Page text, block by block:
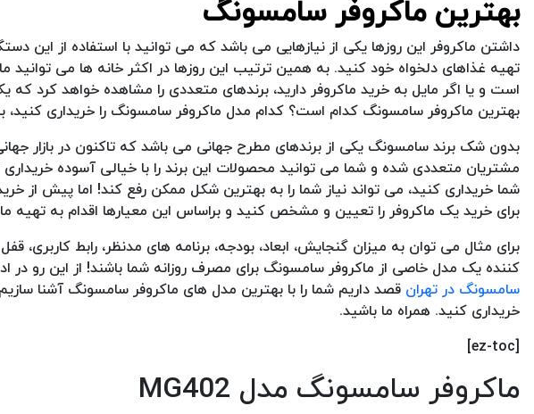
بهترین ماکروفر سامسونگ
داشتن ماکروفر این روزها یکی از نیازهایی می باشد که می توانید با استفاده از این
تهیه غذاهای دلخواه خود کنید. به همین ترتیب این روزها در اکثر خانه ها می توانید
است و یا اگر مایل به خرید ماکروفر دارید، برندهای متعددی را مشاهده خواهد کرد که
بهترین ماکروفر سامسونگ کدام است؟ کدام مدل ماکروفر سامسونگ را خریداری کنید،
بدون شک برند سامسونگ یکی از برندهای مطرح جهانی می باشد که تاکنون در بازار
مشتریان متعددی شده و شما می توانید محصولات این برند را با خیالی آسوده
شما خریداری کنید، می تواند نیاز شما را به بهترین شکل ممکن رفع کند! اما پیش
برای خرید یک ماکروفر را تعیین و مشخص کنید و براساس این معیارها اقدام به تهیه
برای مثال می توان به میزان گنجایش، ابعاد، بودجه، برنامه های مدنظر، رابط
کننده یک مدل خاصی از ماکروفر سامسونگ برای مصرف روزانه شما باشند! از این رو در
سامسونگ در تهران قصد داریم شما را با بهترین مدل های ماکروفر سامسونگ آشنا
خریداری کنید. همراه ما باشید.
[ez-toc]
ماکروفر سامسونگ مدل MG402